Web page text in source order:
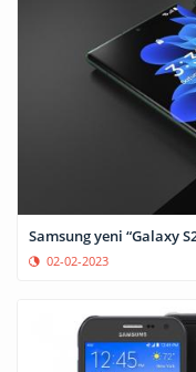
Samsung yeni “Galaxy
02-02-2023